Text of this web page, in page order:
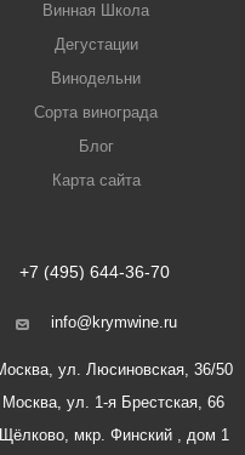
Винная Школа
Дегустации
Винодельни
Сорта винограда
Блог
Карта сайта
+7 (495) 644-36-70
info@krymwine.ru
ул. Люсиновская, 36/50
Москва, ул. 1-я Брестская, 66
Щёлково, мкр. Финский , дом 1